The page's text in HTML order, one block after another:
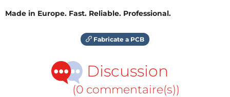
Made in Europe. Fast. Reliable. Professional.
Fabricate a PCB
Discussion
(0 commentaire(s))